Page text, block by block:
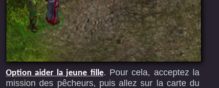
Option aider la jeune fille. Pour cela, acceptez la
mission des pêcheurs, puis allez sur la carte du